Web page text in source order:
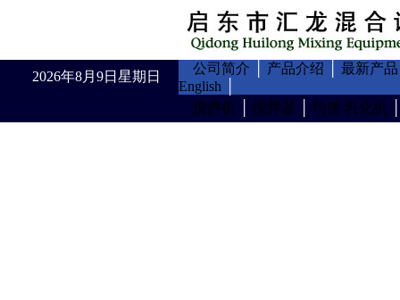
2026年8月9日星期日
公司简介 产品介绍 最新产品
English
搅拌机
搅拌器 均质 乳化机